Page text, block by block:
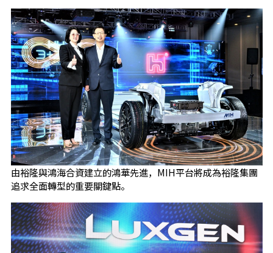
由裕隆與鴻海合資建立的鴻華先進，MIH平台將成為裕隆集團
追求全面轉型的重要關鍵點。